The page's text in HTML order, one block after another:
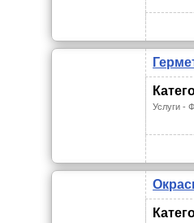
Услуги -